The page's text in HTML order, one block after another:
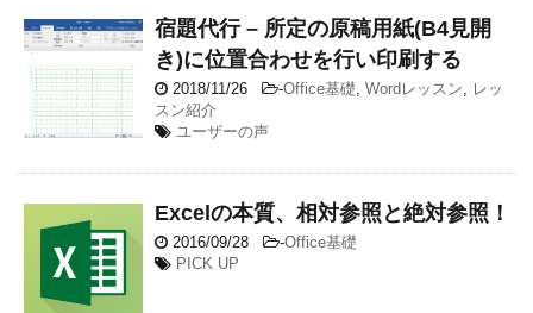
宿題代行 – 所定の原稿用紙(B4見開
き)に位置合わせを行い印刷する
2018/11/26 -Office基礎, Wordレッスン, レッ
スン紹介
ユーザーの声
Excelの本質、相対参照と絶対参照！
2016/09/28 -Office基礎
PICK UP